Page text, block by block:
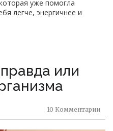
уже помогла
легче, энергичнее и
или
10 Комментарии